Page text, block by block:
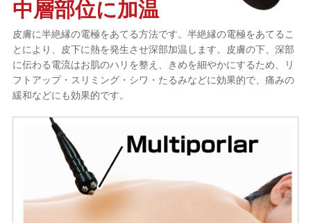
中層部位に加温
皮膚に半絶縁の電極をあてる方法です。半絶縁の電極をあてるこ
とにより、皮下に熱を発生させ深部加温します。皮膚の下、深部
に伝わる電流はお肌のハリを整え、きめを細やかにするため、リ
フトアップ・スリミング・シワ・たるみなどに効果的で、痛みの
緩和などにも効果的です。